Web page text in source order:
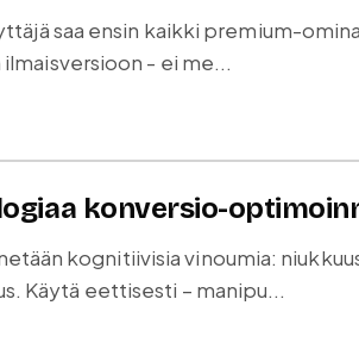
saa ensin kaikki premium-
- ei me...
konversio-
kognitiivisia vinoumia:
Käytä eettisesti – manipu...